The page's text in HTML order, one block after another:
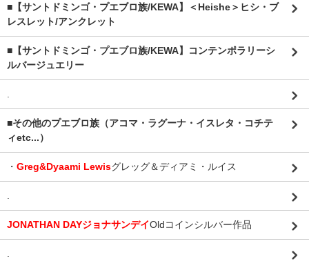
■【サントドミンゴ・プエブロ族/KEWA】＜Heishe＞ヒシ・ブ
レスレット/アンクレット
■【サントドミンゴ・プエブロ族/KEWA】コンテンポラリーシ
ルバージュエリー
■その他のプエブロ族（アコマ・ラグーナ・イスレタ・コチテ
ィetc...）
・ Greg&Dyaami Lewisグレッグ＆ディアミ・ルイス
JONATHAN DAYジョナサンデイOldコインシルバー作品